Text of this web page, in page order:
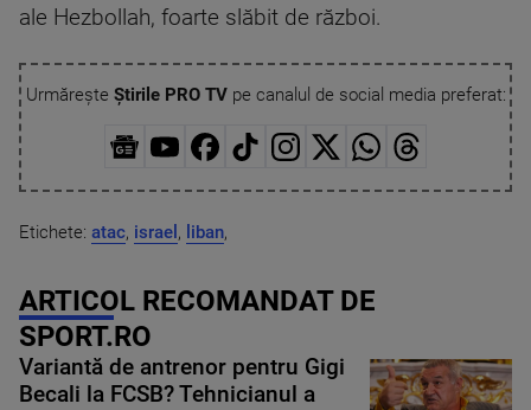
ale Hezbollah, foarte slăbit de război.
Urmărește Știrile PRO TVpe canalul de social media preferat:
Etichete: atac, israel , liban,
ARTICOL RECOMANDAT DE
SPORT.RO
Variantă de antrenor pentru Gigi
Becali la FCSB? Tehnicianul a